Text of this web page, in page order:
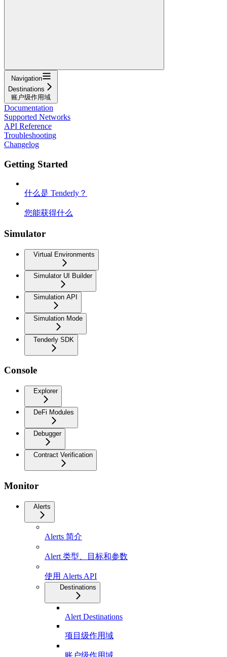
Navigation
Destinations
账户级作用域
Documentation
Supported Networks
API Reference
Troubleshooting
Changelog
Getting Started
什么是 Tenderly？
您能获得什么
Simulator
Virtual Environments
Simulator UI Builder
Simulation API
Simulation Mode
Tenderly SDK
Console
Explorer
DeFi Modules
Debugger
Contract Verification
Monitor
Alerts
Alerts 简介
Alert 类型、目标和参数
使用 Alerts API
Destinations
Alert Destinations
项目级作用域
账户级作用域